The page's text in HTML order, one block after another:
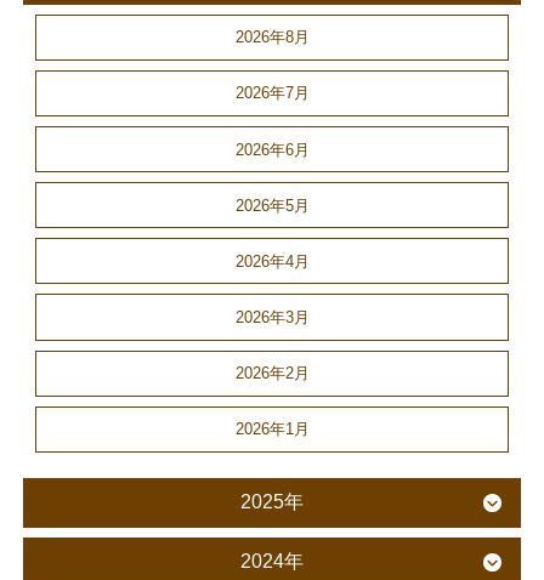
2026年8月
2026年7月
2026年6月
2026年5月
2026年4月
2026年3月
2026年2月
2026年1月
2025年
2024年